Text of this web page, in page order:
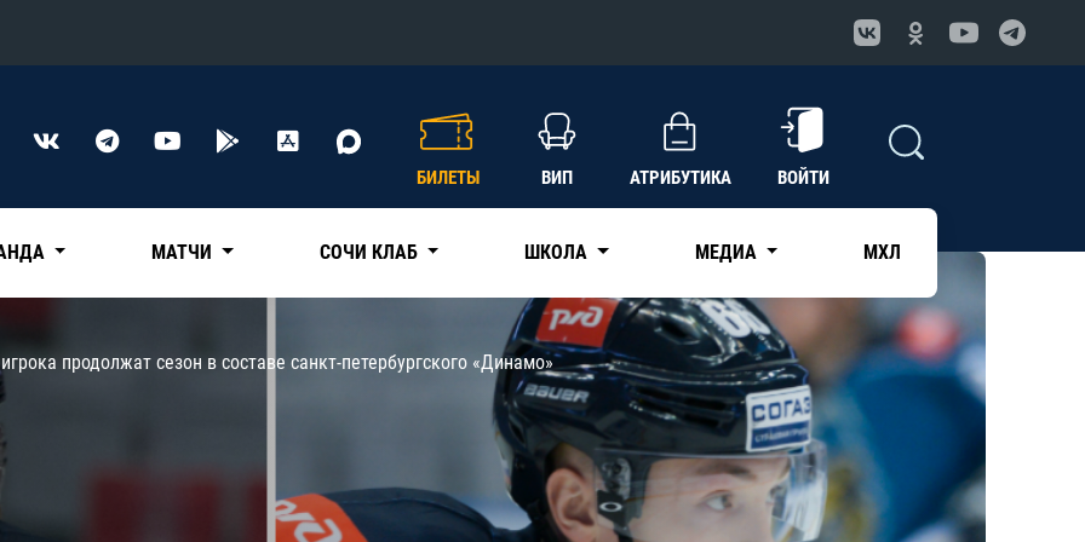
Конференция «Восток»
Трактор
КХЛ
БИЛЕТЫ ВИП АТРИБУТИКА ВОЙТИ
МАТЧИ СОЧИ КЛАБ ШКОЛА МЕДИА МХЛ
продолжат сезон в составе санкт-петербургского «Динамо»